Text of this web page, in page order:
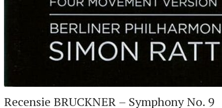
Recensie BRUCKNER – Symphony No. 9